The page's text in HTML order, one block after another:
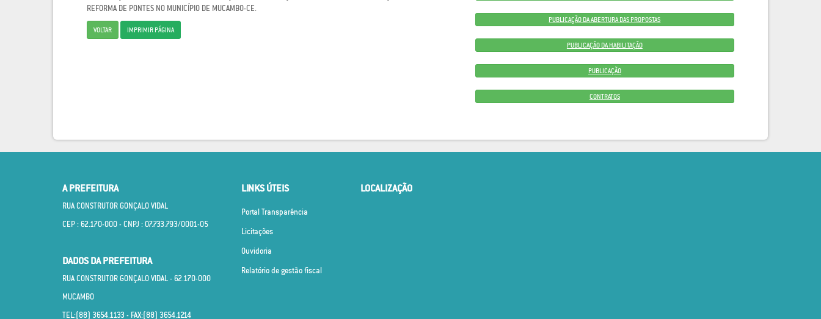
REFORMA DE PONTES NO MUNICÍPIO DE MUCAMBO-CE.
VOLTAR IMPRIMIR PÁGINA
PUBLICAÇÃO DA ABERTURA DAS PROPOSTAS
PUBLICAÇÃO DA HABILITAÇÃO
PUBLICAÇÃO
CONTRATOS
A PREFEITURA
RUA CONSTRUTOR GONÇALO VIDAL
CEP : 62.170­-000 - CNPJ : 07.733.793/0001­-05
DADOS DA PREFEITURA
RUA CONSTRUTOR GONÇALO VIDAL - 62.170­-000
MUCAMBO
TEL:(88) 3654.1133 - FAX:(88) 3654.1214
LINKS ÚTEIS
Portal Transparência
Licitações
Ouvidoria
Relatório de gestão fiscal
LOCALIZAÇÃO